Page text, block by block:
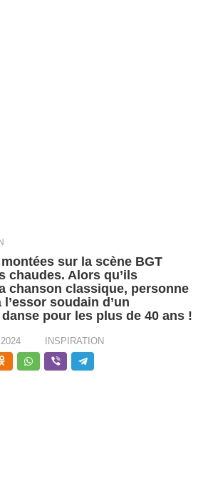
sur la scène BGT
chaudes. Alors qu’ils
chanson classique, personne
l’essor soudain d’un
pour les plus de 40 ans !
INSPIRATION